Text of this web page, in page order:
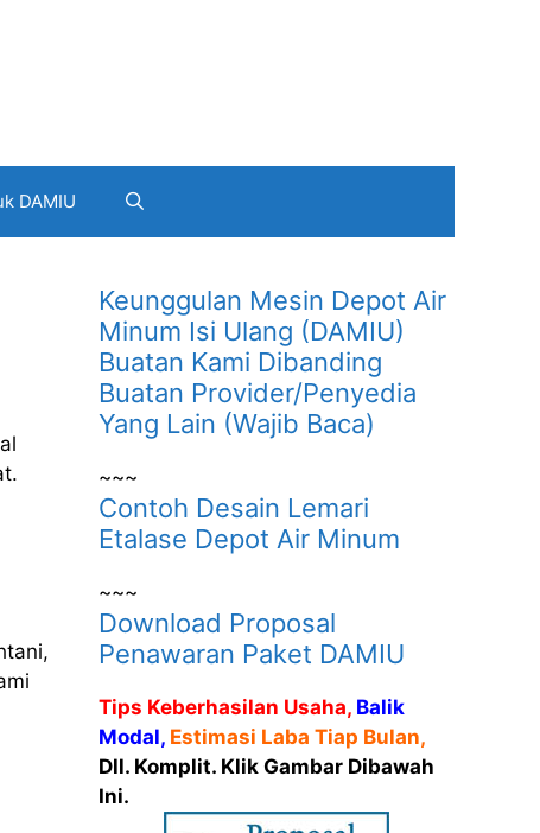
DAMIU
Keunggulan Mesin Depot Air
Minum Isi Ulang (DAMIU)
Buatan Kami Dibanding
Buatan Provider/Penyedia
Yang Lain (Wajib Baca)
~~~
Contoh Desain Lemari
Etalase Depot Air Minum
~~~
Download Proposal
Penawaran Paket DAMIU
Tips Keberhasilan Usaha, Balik
Modal, Estimasi Laba Tiap Bulan,
Dll. Komplit. Klik Gambar Dibawah
Ini.